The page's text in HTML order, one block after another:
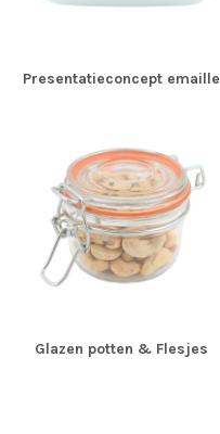
Presentatieconcept emaille
Glazen potten & Flesjes